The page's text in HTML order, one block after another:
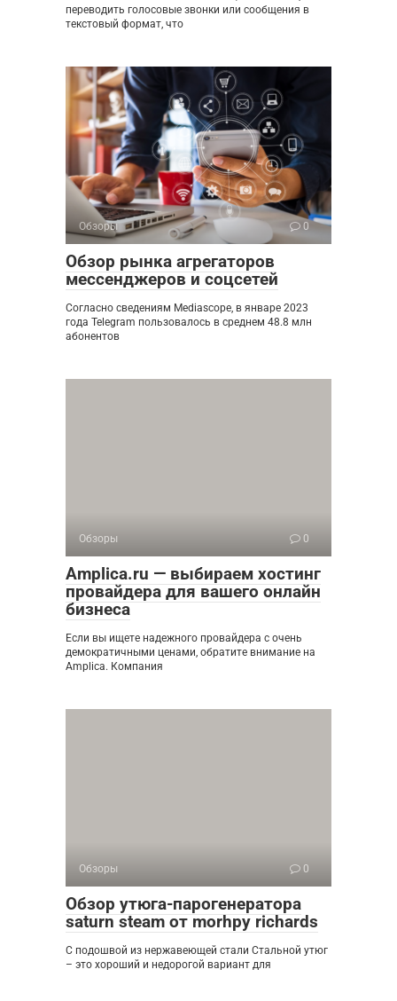
переводить голосовые звонки или сообщения в
текстовый формат, что
Обзоры 0
Обзор рынка агрегаторов
мессенджеров и соцсетей
Согласно сведениям Mediascope, в январе 2023
года Telegram пользовалось в среднем 48.8 млн
абонентов
Обзоры 0
Amplica.ru — выбираем хостинг
провайдера для вашего онлайн
бизнеса
Если вы ищете надежного провайдера с очень
демократичными ценами, обратите внимание на
Amplica. Компания
Обзоры 0
Обзор утюга-парогенератора
saturn steam от morhpy richards
С подошвой из нержавеющей стали Стальной утюг
– это хороший и недорогой вариант для